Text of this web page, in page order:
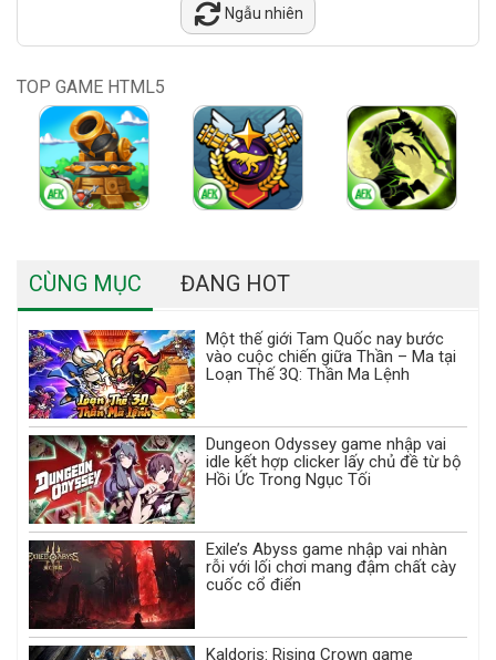
Ngẫu nhiên
TOP GAME HTML5
CÙNG MỤC ĐANG HOT
Một thế giới Tam Quốc nay bước
vào cuộc chiến giữa Thần – Ma tại
Loạn Thế 3Q: Thần Ma Lệnh
Dungeon Odyssey game nhập vai
idle kết hợp clicker lấy chủ đề từ bộ
Hồi Ức Trong Ngục Tối
Exile’s Abyss game nhập vai nhàn
rỗi với lối chơi mang đậm chất cày
cuốc cổ điển
Kaldoris: Rising Crown game